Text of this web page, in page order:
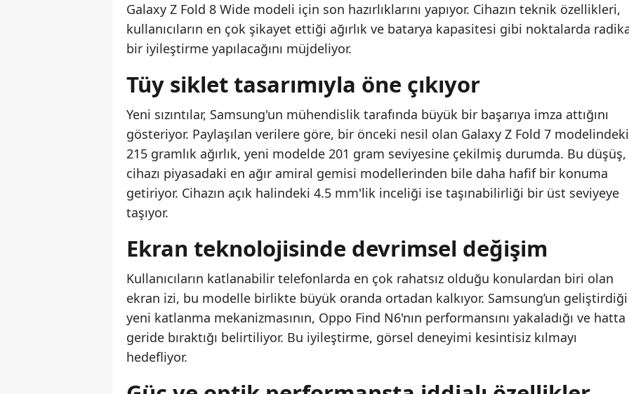
Galaxy Z Fold 8 Wide modeli için son hazırlıklarını yapıyor. Cihazın teknik özellikleri,
kullanıcıların en çok şikayet ettiği ağırlık ve batarya kapasitesi gibi noktalarda
bir iyileştirme yapılacağını müjdeliyor.
Tüy siklet tasarımıyla öne çıkıyor
Yeni sızıntılar, Samsung'un mühendislik tarafında büyük bir başarıya imza attığını
gösteriyor. Paylaşılan verilere göre, bir önceki nesil olan Galaxy Z Fold 7 modelindeki
215 gramlık ağırlık, yeni modelde 201 gram seviyesine çekilmiş durumda. Bu düşüş,
cihazı piyasadaki en ağır amiral gemisi modellerinden bile daha hafif bir konuma
getiriyor. Cihazın açık halindeki 4.5 mm'lik inceliği ise taşınabilirliği bir üst seviyeye
taşıyor.
Ekran teknolojisinde devrimsel değişim
Kullanıcıların katlanabilir telefonlarda en çok rahatsız olduğu konulardan biri olan
ekran izi, bu modelle birlikte büyük oranda ortadan kalkıyor. Samsung’un geliştirdiği
yeni katlanma mekanizmasının, Oppo Find N6'nın performansını yakaladığı ve hatta
geride bıraktığı belirtiliyor. Bu iyileştirme, görsel deneyimi kesintisiz kılmayı
hedefliyor.